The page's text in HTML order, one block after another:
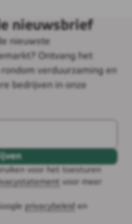
nieuwsbrief
nieuwste
Ontvang het
verduurzaming en
bedrijven in onze
voor het toesturen
voor meer
privacybeleid
en